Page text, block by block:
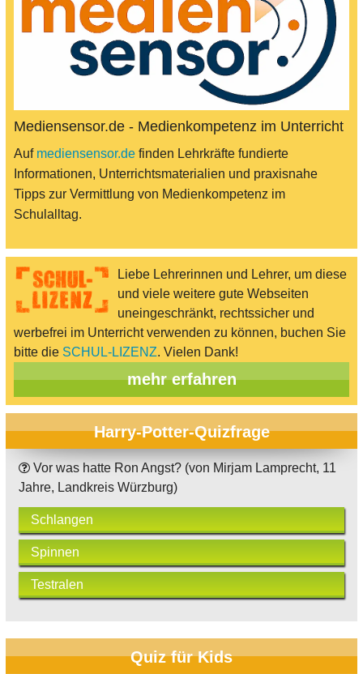
Mediensensor.de - Medienkompetenz im Unterricht
Auf mediensensor.de finden Lehrkräfte fundierte
Informationen, Unterrichtsmaterialien und praxisnahe
Tipps zur Vermittlung von Medienkompetenz im
Schulalltag.
Liebe Lehrerinnen und Lehrer, um diese
und viele weitere gute Webseiten
uneingeschränkt, rechtssicher und
werbefrei im Unterricht verwenden zu können, buchen Sie
bitte die SCHUL-LIZENZ. Vielen Dank!
mehr erfahren
Harry-Potter-Quizfrage
Vor was hatte Ron Angst? (von Mirjam Lamprecht, 11
Jahre, Landkreis Würzburg)
Schlangen
Spinnen
Testralen
Quiz für Kids